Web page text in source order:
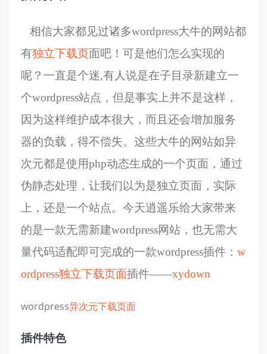
相信大家都见过诸多wordpress大牛的网站都
有独立下载页面吧！可是他们怎么实现的
呢？一直是个迷,有人说是在子目录新建立一
个wordpress站点，但是事实上并不是这样，
因为这样维护成本很大，而且还会增加服务
器的负载，得不偿失。这些大牛的网站如异
次元都是使用php动态生成的一个页面，通过
伪静态处理，让我们以为是独立页面，实际
上，还是一个站点。今天逍遥乐给大家带来
的是一款无需新建wordpress网站，也无需大
量代码适配即可完成的一款wordpress插件： w
ordpress独立下载页面插件——xydown
wordpress异次元下载页面
插件特色